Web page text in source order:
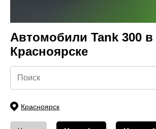
Автомобили Tank 300 в
Красноярске
Красноярск